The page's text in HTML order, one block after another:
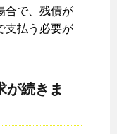
合で、残債が
支払う必要が
が続きま